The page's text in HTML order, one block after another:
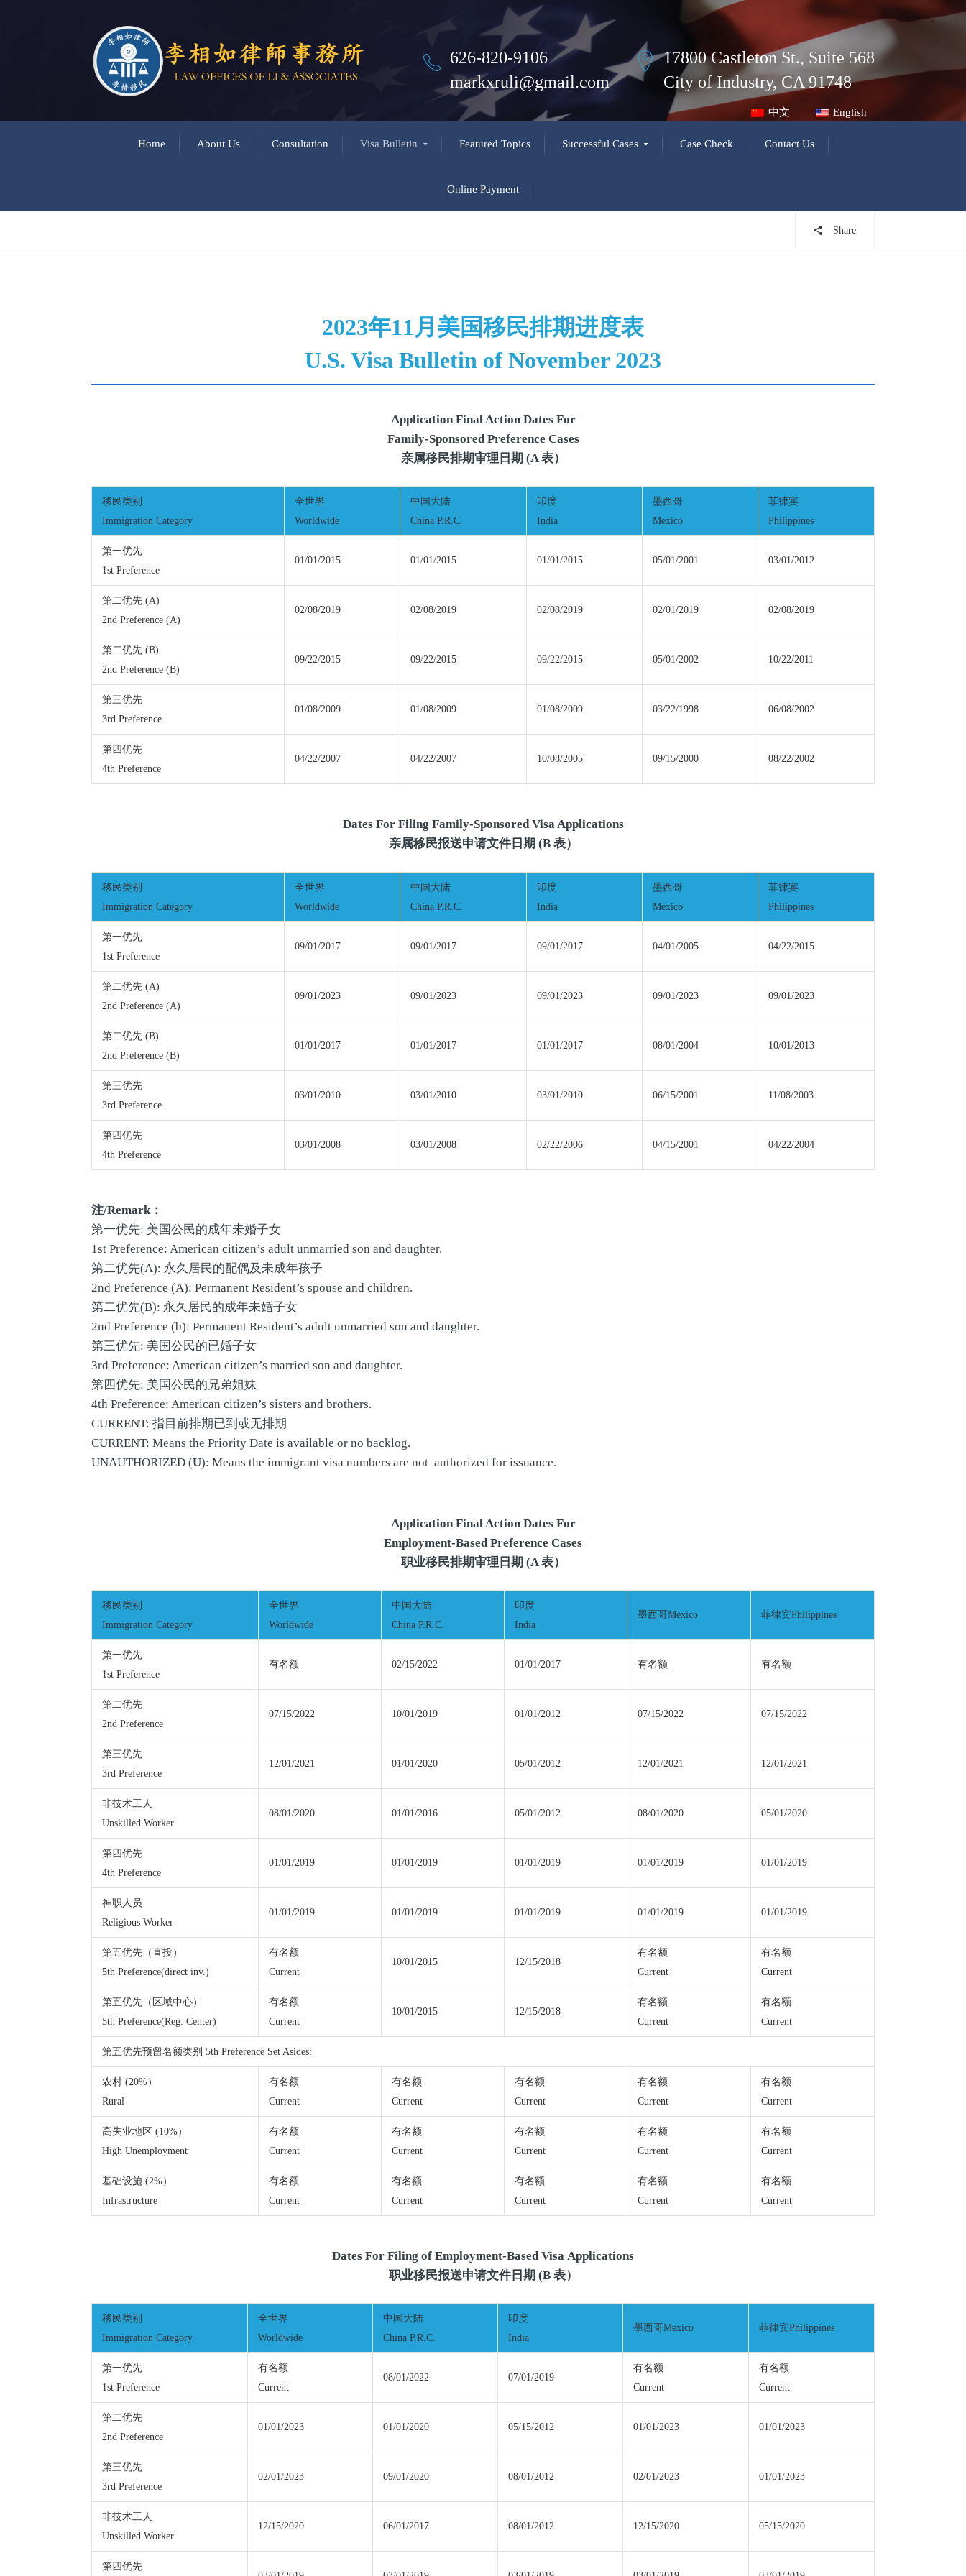
17800 Castleton St., Suite 568
City of Industry, CA 91748
626-820-9106
markxruli@gmail.com
中文 English
Home About Us Consultation Visa Bulletin Featured Topics Successful Cases Case Check Contact Us
Online Payment
Share
2023年11月美国移民排期进度表
U.S. Visa Bulletin of November 2023
Application Final Action Dates For
Family-Sponsored Preference Cases
亲属移民排期审理日期 (A 表）
移民类别
Immigration Category
全世界
Worldwide
中国大陆
China P.R.C.
印度
India
墨西哥
Mexico
菲律宾
Philippines
第一优先
1st Preference
01/01/2015 01/01/2015 01/01/2015 05/01/2001 03/01/2012
第二优先 (A)
2nd Preference (A)
02/08/2019 02/08/2019 02/08/2019 02/01/2019 02/08/2019
第二优先 (B)
2nd Preference (B)
09/22/2015 09/22/2015 09/22/2015 05/01/2002 10/22/2011
第三优先
3rd Preference
01/08/2009 01/08/2009 01/08/2009 03/22/1998 06/08/2002
第四优先
4th Preference
04/22/2007 04/22/2007 10/08/2005 09/15/2000 08/22/2002
Dates For Filing Family-Sponsored Visa Applications
亲属移民报送申请文件日期 (B 表）
移民类别
Immigration Category
全世界
Worldwide
中国大陆
China P.R.C.
印度
India
墨西哥
Mexico
菲律宾
Philippines
第一优先
1st Preference
09/01/2017 09/01/2017 09/01/2017 04/01/2005 04/22/2015
第二优先 (A)
2nd Preference (A)
09/01/2023 09/01/2023 09/01/2023 09/01/2023 09/01/2023
第二优先 (B)
2nd Preference (B)
01/01/2017 01/01/2017 01/01/2017 08/01/2004 10/01/2013
第三优先
3rd Preference
03/01/2010 03/01/2010 03/01/2010 06/15/2001 11/08/2003
第四优先
4th Preference
03/01/2008 03/01/2008 02/22/2006 04/15/2001 04/22/2004
注/Remark：
第一优先: 美国公民的成年未婚子女
1st Preference: American citizen’s adult unmarried son and daughter.
第二优先(A): 永久居民的配偶及未成年孩子
2nd Preference (A): Permanent Resident’s spouse and children.
第二优先(B): 永久居民的成年未婚子女
2nd Preference (b): Permanent Resident’s adult unmarried son and daughter.
第三优先: 美国公民的已婚子女
3rd Preference: American citizen’s married son and daughter.
第四优先: 美国公民的兄弟姐妹
4th Preference: American citizen’s sisters and brothers.
CURRENT: 指目前排期已到或无排期
CURRENT: Means the Priority Date is available or no backlog.
UNAUTHORIZED (U): Means the immigrant visa numbers are not authorized for issuance.
Application Final Action Dates For
Employment-Based Preference Cases
职业移民排期审理日期 (A 表）
移民类别
Immigration Category
全世界
Worldwide
中国大陆
China P.R.C.
印度
India
墨西哥Mexico 菲律宾Philippines
第一优先
1st Preference
有名额 02/15/2022 01/01/2017 有名额 有名额
第二优先
2nd Preference
07/15/2022 10/01/2019 01/01/2012 07/15/2022 07/15/2022
第三优先
3rd Preference
12/01/2021 01/01/2020 05/01/2012 12/01/2021 12/01/2021
非技术工人
Unskilled Worker
08/01/2020 01/01/2016 05/01/2012 08/01/2020 05/01/2020
第四优先
4th Preference
01/01/2019 01/01/2019 01/01/2019 01/01/2019 01/01/2019
神职人员
Religious Worker
01/01/2019 01/01/2019 01/01/2019 01/01/2019 01/01/2019
第五优先（直投）
5th Preference(direct inv.)
有名额
Current
10/01/2015 12/15/2018
有名额
Current
有名额
Current
第五优先（区域中心）
5th Preference(Reg. Center)
有名额
Current
10/01/2015 12/15/2018
有名额
Current
有名额
Current
第五优先预留名额类别 5th Preference Set Asides:
农村 (20%）
Rural
有名额
Current
有名额
Current
有名额
Current
有名额
Current
有名额
Current
高失业地区 (10%）
High Unemployment
有名额
Current
有名额
Current
有名额
Current
有名额
Current
有名额
Current
基础设施 (2%）
Infrastructure
有名额
Current
有名额
Current
有名额
Current
有名额
Current
有名额
Current
Dates For Filing of Employment-Based Visa Applications
职业移民报送申请文件日期 (B 表）
移民类别
Immigration Category
全世界
Worldwide
中国大陆
China P.R.C.
印度
India
墨西哥Mexico 菲律宾Philippines
第一优先
1st Preference
有名额
Current
08/01/2022 07/01/2019
有名额
Current
有名额
Current
第二优先
2nd Preference
01/01/2023 01/01/2020 05/15/2012 01/01/2023 01/01/2023
第三优先
3rd Preference
02/01/2023 09/01/2020 08/01/2012 02/01/2023 01/01/2023
非技术工人
Unskilled Worker
12/15/2020 06/01/2017 08/01/2012 12/15/2020 05/15/2020
第四优先